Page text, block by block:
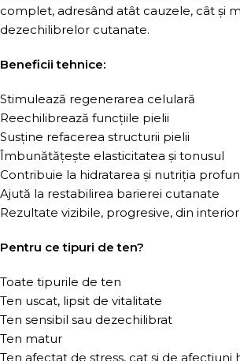
complet, adresând atât cauzele, cât și
dezechilibrelor cutanate.
Beneficii tehnice:
Stimulează regenerarea celulară
Reechilibrează funcțiile pielii
Susține refacerea structurii pielii
Îmbunătățește elasticitatea și tonusul
Contribuie la hidratarea și nutriția
Ajută la restabilirea barierei cutanate
Rezultate vizibile, progresive, din
Pentru ce tipuri de ten?
Toate tipurile de ten
Ten uscat, lipsit de vitalitate
Ten sensibil sau dezechilibrat
Ten matur
Ten afectat de stress, cat si de afectiuni